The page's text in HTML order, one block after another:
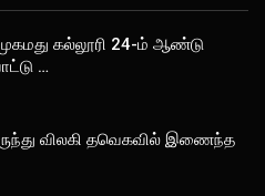
முகமது கல்லூரி 24-ம் ஆண்டு
…
விலகி தவெகவில் இணைந்த